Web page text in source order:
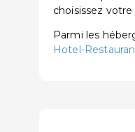
choisissez
Parmi les
Hotel-